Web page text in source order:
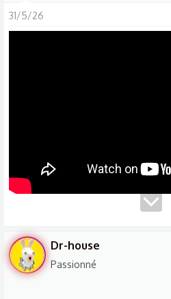
31/5/26
Dr-house
Passionné